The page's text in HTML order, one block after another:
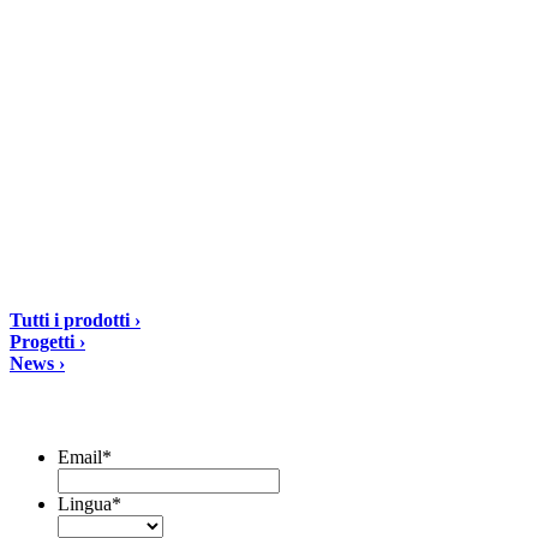
Tutti i prodotti ›
Progetti ›
News ›
Email*
Lingua*